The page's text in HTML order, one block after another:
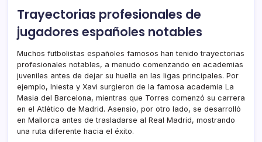
Trayectorias profesionales de
jugadores españoles notables
Muchos futbolistas españoles famosos han tenido trayectorias
profesionales notables, a menudo comenzando en academias
juveniles antes de dejar su huella en las ligas principales. Por
ejemplo, Iniesta y Xavi surgieron de la famosa academia La
Masia del Barcelona, mientras que Torres comenzó su carrera
en el Atlético de Madrid. Asensio, por otro lado, se desarrolló
en Mallorca antes de trasladarse al Real Madrid, mostrando
una ruta diferente hacia el éxito.